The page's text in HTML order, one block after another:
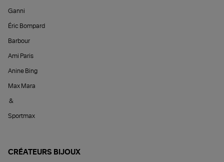
Ganni
Éric Bompard
Barbour
Ami Paris
Anine Bing
Max Mara
&
Sportmax
CRÉATEURS BIJOUX